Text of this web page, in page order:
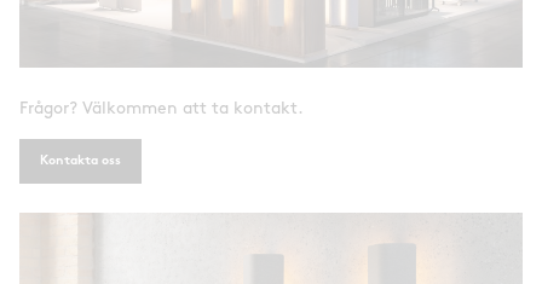
Frågor? Välkommen att ta kontakt.
Kontakta oss